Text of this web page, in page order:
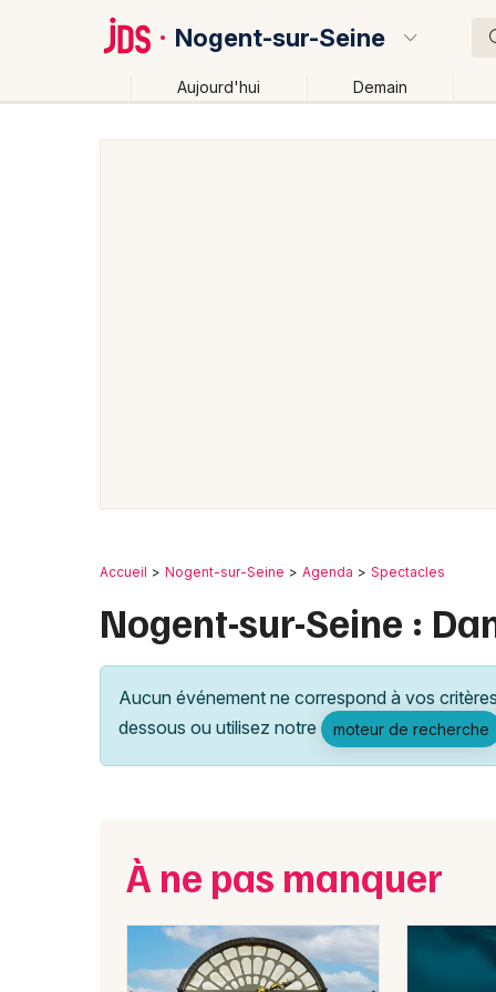
Nogent-sur-Seine
Aujourd'hui Demain
Accueil Nogent-sur-Seine Agenda Spectacles
Nogent-sur-Seine :
Aucun événement ne correspond à vos
dessous ou utilisez notre
moteur de recherche
À ne pas manquer